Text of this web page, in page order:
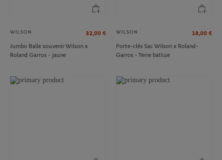
WILSON 32,00 €
Jumbo Balle souvenir Wilson x
Roland Garros - jaune
WILSON 18,00 €
Porte-clés Sac Wilson x Roland-
Garros - Terre battue